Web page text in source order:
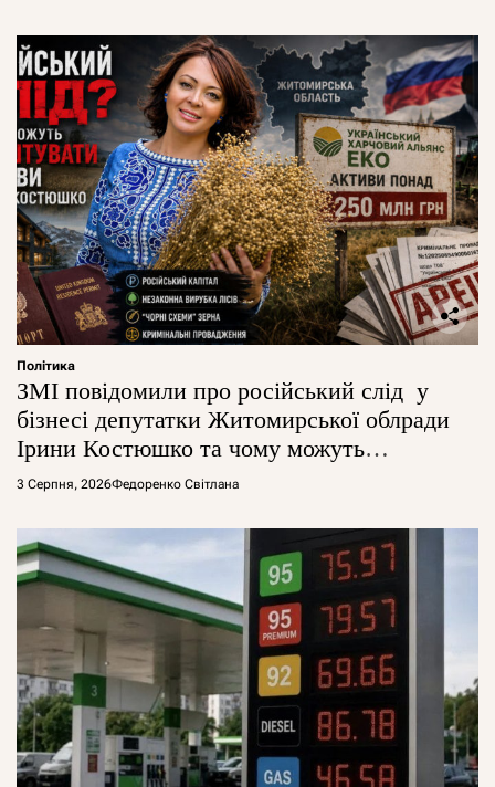
Політика
ЗМІ повідомили про російський слід у
бізнесі депутатки Житомирської облради
Ірини Костюшко та чому можуть
арештувати її активи
3 Серпня, 2026Федоренко Світлана